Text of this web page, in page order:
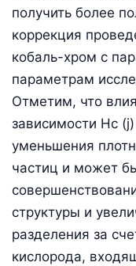
получить более
коррекция
кобаль-хром с
параметрам
Отметим, что
зависимости Нс
уменьшения
частиц и может
структуры и
разделения за
кислорода,